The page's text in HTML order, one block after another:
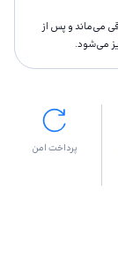
مى‌ماند و پس از
مى‌شود.
پرداخت امن